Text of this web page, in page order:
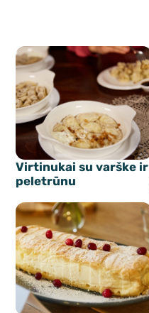
Virtinukai su varške ir
peletrūnu